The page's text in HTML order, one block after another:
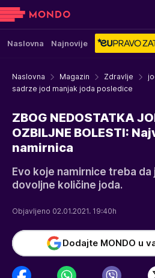
Naslovna Najnovije
Naslovna Magazin Zdravlje
sadrze jod manjak joda posledice
ZBOG NEDOSTATKA
OZBILJNE BOLESTI:
namirnica
Evo koje namirnice treba
dovoljne količine joda.
Objavljeno 02.01.2021. 19:40h
Dodajte MONDO u